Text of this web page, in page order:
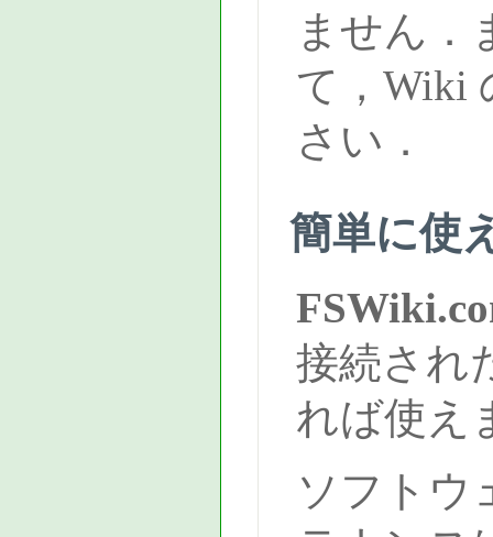
ません．
て，Wiki
さい．
簡単に使
接続され
れば使え
ソフトウ